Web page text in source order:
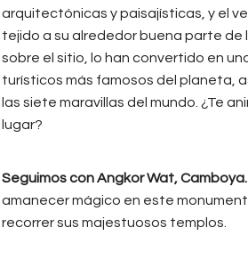
arquitectónicas y paisajísticas, y el
tejido a su alrededor buena parte
sobre el sitio, lo han convertido en
turísticos más famosos del planeta,
las siete maravillas del mundo. ¿Te
lugar?
Seguimos con Angkor Wat, Camboya.
amanecer mágico en este
recorrer sus majestuosos templos.